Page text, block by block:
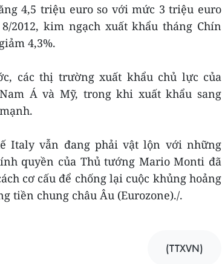
4,5 triệu euro so với mức 3 triệu euro
2012, kim ngạch xuất khẩu tháng Chín
4,3%.
các thị trường xuất khẩu chủ lực của
Á và Mỹ, trong khi xuất khẩu sang
Italy vẫn đang phải vật lộn với những
quyền của Thủ tướng Mario Monti đã
cơ cấu để chống lại cuộc khủng hoảng
tiền chung châu Âu (Eurozone)./.
(TTXVN)